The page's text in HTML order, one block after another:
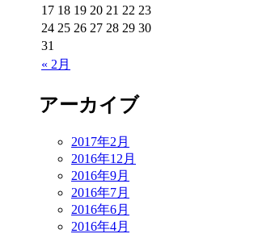
« 2月
17 18 19 20 21 22 23
24 25 26 27 28 29 30
31
アーカイブ
2017年2月
2016年12月
2016年9月
2016年7月
2016年6月
2016年4月